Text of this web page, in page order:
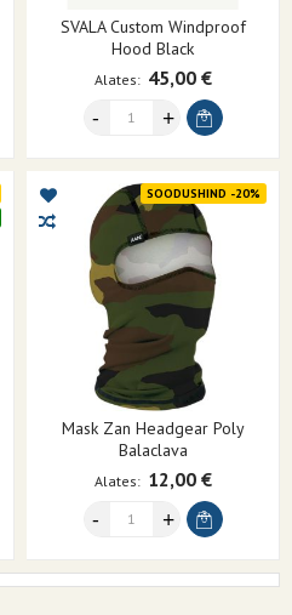
SVALA Custom Windproof
Hood Black
Alates 45,00 €
SOODUSHIND -20%
Mask Zan Headgear Poly
Balaclava
Alates 12,00 €